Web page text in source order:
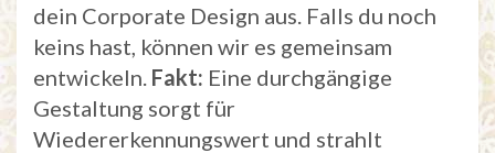
dein Corporate Design aus. Falls du noch
keins hast, können wir es gemeinsam
entwickeln. Fakt: Eine durchgängige
Gestaltung sorgt für
Wiedererkennungswert und strahlt